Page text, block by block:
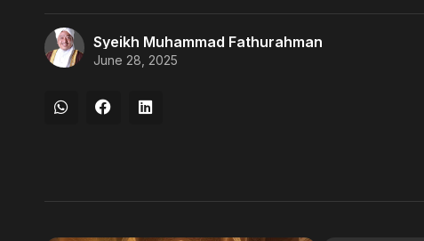
Syeikh Muhammad Fathurahman
June 28, 2025